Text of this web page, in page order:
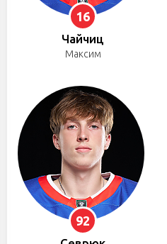
16
Чайчиц
Максим
92